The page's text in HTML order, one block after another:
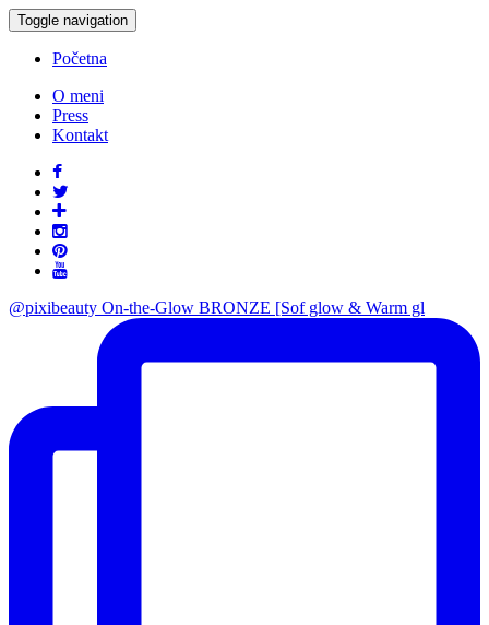
Toggle navigation
Početna
O meni
Press
Kontakt
@pixibeauty On-the-Glow BRONZE [Sof glow & Warm gl